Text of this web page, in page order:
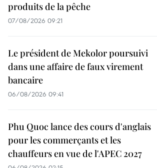
produits de la pêche
07/08/2026 09:21
Le président de Mekolor poursuivi
dans une affaire de faux virement
bancaire
06/08/2026 09:41
Phu Quoc lance des cours d'anglais
pour les commerçants et les
chauffeurs en vue de l'APEC 2027